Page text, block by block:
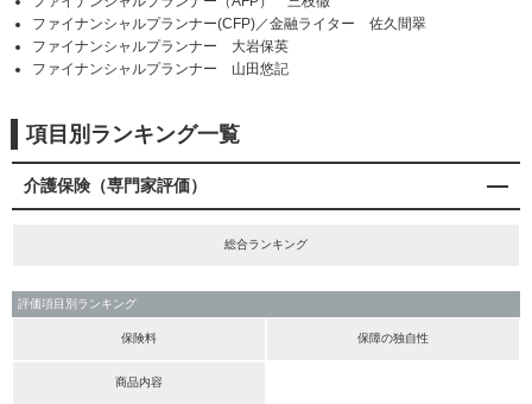
ファイナンシャルプランナー(CFP)／金融ライター 佐久間翠
ファイナンシャルプランナー 大岩保英
ファイナンシャルプランナー 山田悠記
項目別ランキング一覧
介護保険（専門家評価）
総合ランキング
評価項目別ランキング
保険料 保障の独自性
商品内容